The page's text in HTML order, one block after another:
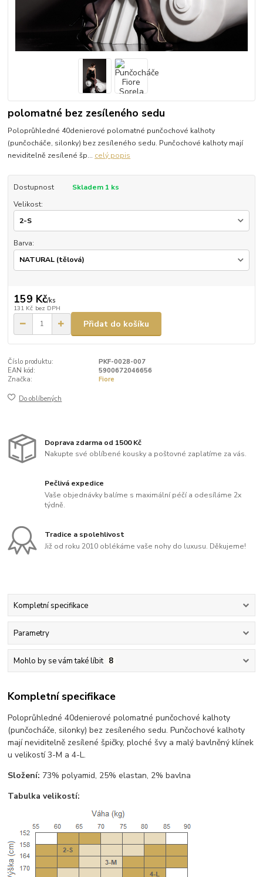
polomatné bez zesíleného sedu
Poloprůhledné 40denierové polomatné punčochové kalhoty
(punčocháče, silonky) bez zesíleného sedu. Punčochové kalhoty mají
neviditelně zesílené šp... celý popis
Dostupnost
Skladem 1 ks
Velikost:
Barva:
159 Kč/ks
131 Kč bez DPH
Přidat do košíku
Číslo produktu:
PKF-0028-007
EAN kód:
5900672046656
Značka:
Fiore
Do oblíbených
Doprava zdarma od 1500 Kč
Nakupte své oblíbené kousky a poštovné zaplatíme za vás.
Pečlivá expedice
Vaše objednávky balíme s maximální péčí a odesíláme 2x
týdně.
Tradice a spolehlivost
Již od roku 2010 oblékáme vaše nohy do luxusu. Děkujeme!
Kompletní specifikace
Parametry
Mohlo by se vám také líbit 8
Kompletní specifikace
Poloprůhledné 40denierové polomatné punčochové kalhoty
(punčocháče, silonky) bez zesíleného sedu. Punčochové kalhoty
mají neviditelně zesílené špičky, ploché švy a malý bavlněný klínek
u velikostí 3-M a 4-L.
Složení: 73% polyamid, 25% elastan, 2% bavlna
Tabulka velikostí: